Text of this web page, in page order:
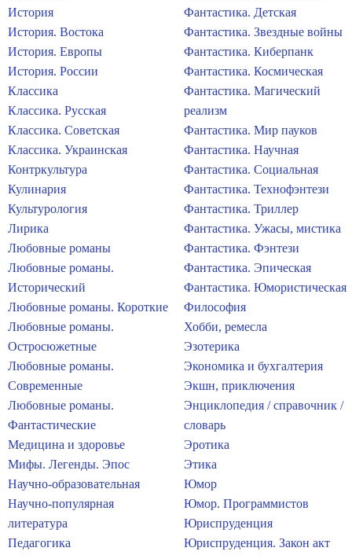
История
История. Востока
История. Европы
История. России
Классика
Классика. Русская
Классика. Советская
Классика. Украинская
Контркультура
Кулинария
Культурология
Лирика
Любовные романы
Любовные романы.
Исторический
Любовные романы. Короткие
Любовные романы.
Остросюжетные
Любовные романы.
Современные
Любовные романы.
Фантастические
Медицина и здоровье
Мифы. Легенды. Эпос
Научно-образовательная
Научно-популярная
литература
Педагогика
Фантастика. Детская
Фантастика. Звездные войны
Фантастика. Киберпанк
Фантастика. Космическая
Фантастика. Магический
реализм
Фантастика. Мир пауков
Фантастика. Научная
Фантастика. Социальная
Фантастика. Технофэнтези
Фантастика. Триллер
Фантастика. Ужасы, мистика
Фантастика. Фэнтези
Фантастика. Эпическая
Фантастика. Юмористическая
Философия
Хобби, ремесла
Эзотерика
Экономика и бухгалтерия
Экшн, приключения
Энциклопедия / справочник /
словарь
Эротика
Этика
Юмор
Юмор. Программистов
Юриспруденция
Юриспруденция. Закон акт